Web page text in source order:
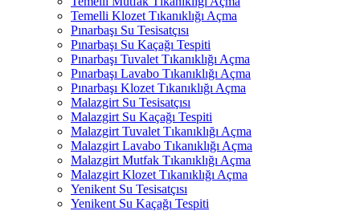
Temelli Klozet Tıkanıklığı Açma
Pınarbaşı Su Tesisatçısı
Pınarbaşı Su Kaçağı Tespiti
Pınarbaşı Tuvalet Tıkanıklığı Açma
Pınarbaşı Lavabo Tıkanıklığı Açma
Pınarbaşı Klozet Tıkanıklığı Açma
Malazgirt Su Tesisatçısı
Malazgirt Su Kaçağı Tespiti
Malazgirt Tuvalet Tıkanıklığı Açma
Malazgirt Lavabo Tıkanıklığı Açma
Malazgirt Mutfak Tıkanıklığı Açma
Malazgirt Klozet Tıkanıklığı Açma
Yenikent Su Tesisatçısı
Yenikent Su Kaçağı Tespiti